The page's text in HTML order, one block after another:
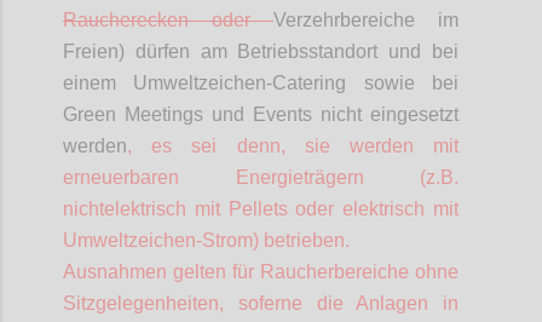
Raucherecken oderVerzehrbereiche im
Freien) dürfen am Betriebsstandort und bei
einem Umweltzeichen-Catering sowie bei
Green Meetings und Events nicht eingesetzt
werden, es sei denn, sie werden mit
erneuerbaren Energieträgern (z.B.
nichtelektrisch mit Pellets oder elektrisch mit
Umweltzeichen-Strom) betrieben.
Ausnahmen gelten für Raucherbereiche ohne
Sitzgelegenheiten, soferne die Anlagen in